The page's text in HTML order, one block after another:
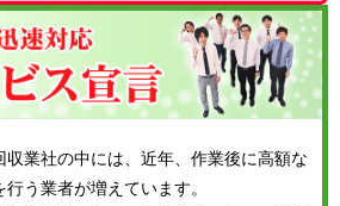
収業社の中には、近年、作業後に高額な
う業者が増えています。